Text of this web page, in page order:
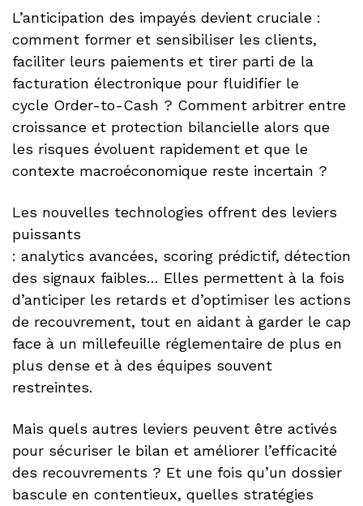
L’anticipation des impayés devient cruciale :
comment former et sensibiliser les clients,
faciliter leurs paiements et tirer parti de la
facturation électronique pour fluidifier le
cycle Order-to-Cash ? Comment arbitrer entre
croissance et protection bilancielle alors que
les risques évoluent rapidement et que le
contexte macroéconomique reste incertain ?
Les nouvelles technologies offrent des leviers
puissants
: analytics avancées, scoring prédictif, détection
des signaux faibles… Elles permettent à la fois
d’anticiper les retards et d’optimiser les actions
de recouvrement, tout en aidant à garder le cap
face à un millefeuille réglementaire de plus en
plus dense et à des équipes souvent
restreintes.
Mais quels autres leviers peuvent être activés
pour sécuriser le bilan et améliorer l’efficacité
des recouvrements ? Et une fois qu’un dossier
bascule en contentieux, quelles stratégies